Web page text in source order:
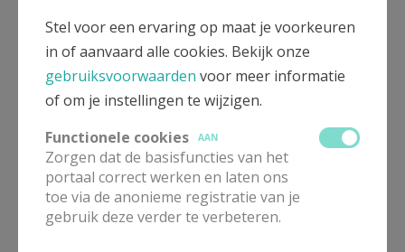
vormingsinitiatieven alsook van alle activiteiten die de
pastorale zorg van de bevolking nastreven. Dit alles
moet in de meest ruime zin gezien worden. Het
rooms-katholiek confessioneel karakter is een
Volledige tekst i.v.m. Privacyverklaring Sint-
Corneliusparochie (pdf-bestand)
Stel voor een ervaring op maat je voorkeuren
in of aanvaard alle cookies. Bekijk onze
gebruiksvoorwaarden voor meer informatie
of om je instellingen te wijzigen.
Functionele cookies
AAN
Zorgen dat de basisfuncties van het
portaal correct werken en laten ons
toe via de anonieme registratie van je
gebruik deze verder te verbeteren.